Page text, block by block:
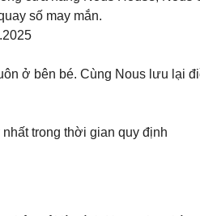
số may mắn.
ở bên bé. Cùng Nous lưu lại
trong thời gian quy định